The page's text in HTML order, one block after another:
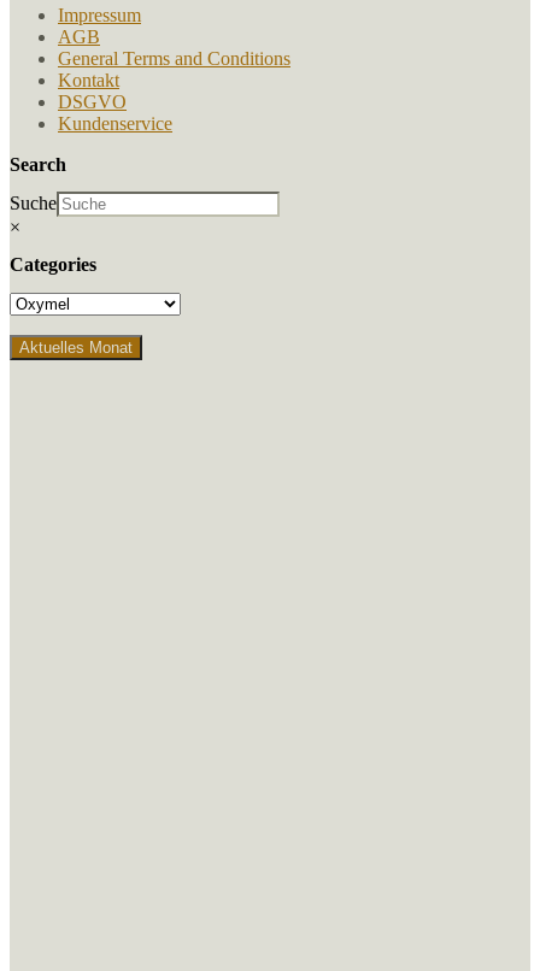
Impressum
AGB
General Terms and Conditions
Kontakt
DSGVO
Kundenservice
Search
Suche
×
Categories
Aktuelles Monat